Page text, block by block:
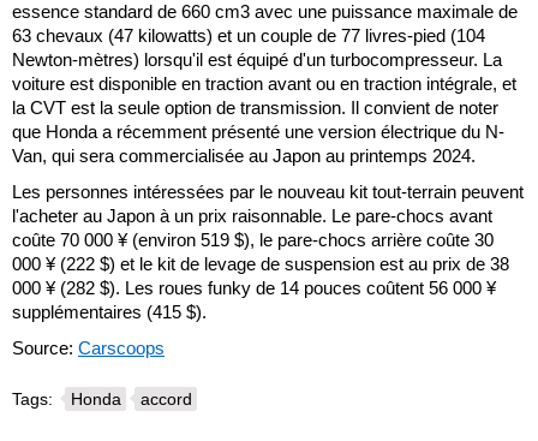
essence standard de 660 cm3 avec une puissance maximale de
63 chevaux (47 kilowatts) et un couple de 77 livres-pied (104
Newton-mètres) lorsqu'il est équipé d'un turbocompresseur. La
voiture est disponible en traction avant ou en traction intégrale, et
la CVT est la seule option de transmission. Il convient de noter
que Honda a récemment présenté une version électrique du N-
Van, qui sera commercialisée au Japon au printemps 2024.
Les personnes intéressées par le nouveau kit tout-terrain peuvent
l'acheter au Japon à un prix raisonnable. Le pare-chocs avant
coûte 70 000 ¥ (environ 519 $), le pare-chocs arrière coûte 30
000 ¥ (222 $) et le kit de levage de suspension est au prix de 38
000 ¥ (282 $). Les roues funky de 14 pouces coûtent 56 000 ¥
supplémentaires (415 $).
Source: Carscoops
Tags: Honda accord